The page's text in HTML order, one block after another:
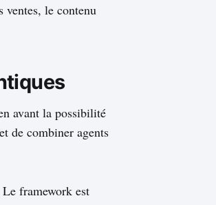
ventes, le contenu
avant la possibilité
de combiner agents
framework est